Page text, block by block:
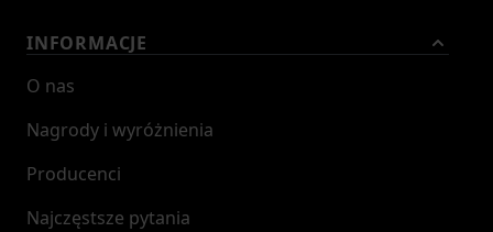
INFORMACJE
O nas
Nagrody i wyróżnienia
Producenci
Najczęstsze pytania